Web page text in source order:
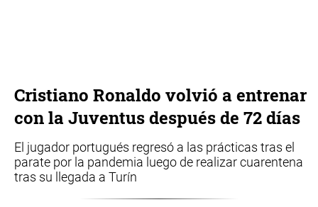
Cristiano Ronaldo volvió a entrenar
con la Juventus después de 72 días
El jugador portugués regresó a las prácticas tras el
parate por la pandemia luego de realizar cuarentena
tras su llegada a Turín